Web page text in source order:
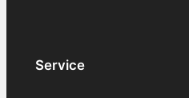
Service